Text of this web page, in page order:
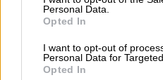
Personal Data.
Opted In
I want to opt-out of
Personal Data for
Opted In
που περιείχαν
απαγόρευση